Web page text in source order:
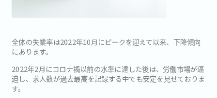
全体の失業率は2022年10月にピークを迎えて以来、下降傾向
にあります。
2022年2月にコロナ禍以前の水準に達した後は、労働市場が逼
迫し、求人数が過去最高を記録する中でも安定を見せておりま
す。